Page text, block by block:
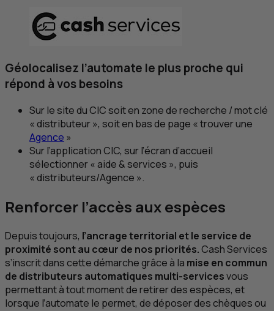
Géolocalisez l’automate le plus proche qui
répond à vos besoins
Sur le site duCICsoit en zone de recherche / mot clé
« distributeur », soit en bas de page « trouver une
Agence »
Sur l’applicationCIC, sur l’écran d’accueil
sélectionner « aide & services », puis
« distributeurs/Agence ».
Renforcer l’accès aux espèces
Depuis toujours, l’ancrage territorial et le service de
proximité sont au cœur de nos priorités.Cash Services
s’inscrit dans cette démarche grâce à la mise en commun
de distributeurs automatiques multi-servicesvous
permettant à tout moment de retirer des espèces, et
lorsque l’automate le permet, de déposer des chèques ou